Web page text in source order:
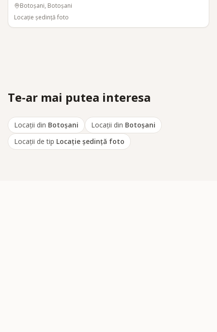
Botoșani, Botoșani
Locaţie şedinţă foto
Te-ar mai putea interesa
Locații din Botoșani Locații din Botoșani
Locații de tip Locaţie şedinţă foto